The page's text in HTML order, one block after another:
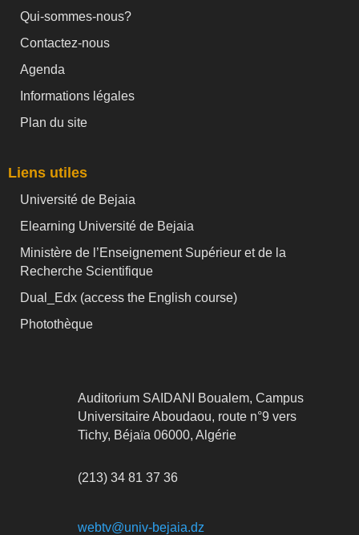
Qui-sommes-nous?
Contactez-nous
Agenda
Informations légales
Plan du site
Liens utiles
Université de Bejaia
Elearning Université de Bejaia
Ministère de l’Enseignement Supérieur et de la
Recherche Scientifique
Dual_Edx (access the English course)
Photothèque
Auditorium SAIDANI Boualem, Campus
Universitaire Aboudaou, route n°9 vers
Tichy, Béjaïa 06000, Algérie
(213) 34 81 37 36
webtv@univ-bejaia.dz